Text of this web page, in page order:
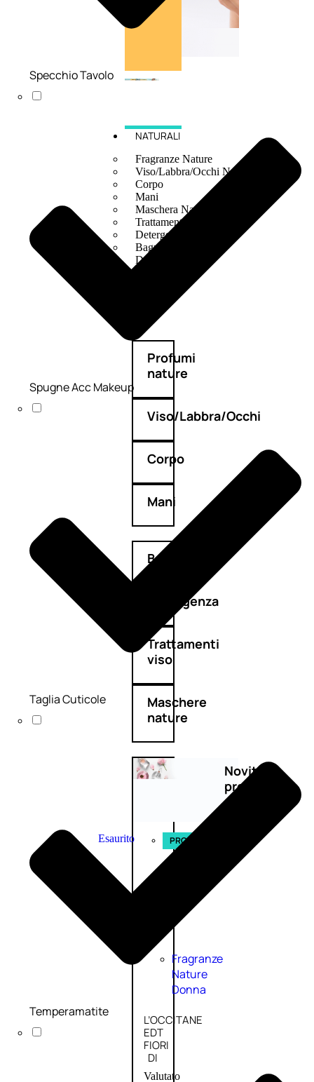
NATURALI
Fragranze Nature
Viso/Labbra/Occhi Nature
Corpo
Mani
Maschera Nature
Trattamenti Viso
Detergenza
Bagno Nature
Deodoranti
Profumi
nature
Viso/Labbra/Occhi
Corpo
Mani
Bagno
Detergenza
Trattamenti
viso
Maschere
nature
Novità
profumi
nature
Esaurito PROMO
Fragranze
Nature
Donna
L’OCCITANE
EDT
FIORI
DI
Valutato
Specchio Tavolo
Spugne Acc Makeup
Taglia Cuticole
Temperamatite